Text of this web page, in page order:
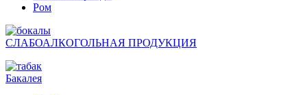
Ром
СЛАБОАЛКОГОЛЬНАЯ ПРОДУКЦИЯ
Бакалея